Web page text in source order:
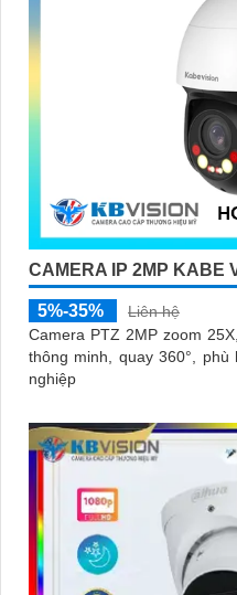
CAMERA IP 2MP KABE
5%-35%
Liên hệ
Camera PTZ 2MP zoom
thông minh, quay 360°,
nghiệp